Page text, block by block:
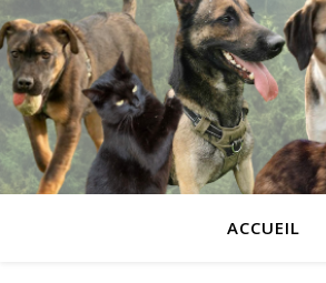
ACCUEIL